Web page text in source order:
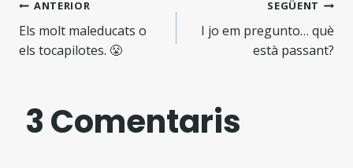
ANTERIOR
Els molt maleducats o
els tocapilotes. 😤
SEGÜENT
I jo em pregunto… què
està passant?
3 Comentaris